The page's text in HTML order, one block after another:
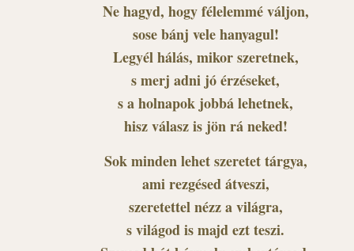
Ne hagyd, hogy félelemmé váljon,
sose bánj vele hanyagul!
Legyél hálás, mikor szeretnek,
s merj adni jó érzéseket,
s a holnapok jobbá lehetnek,
hisz válasz is jön rá neked!
Sok minden lehet szeretet tárgya,
ami rezgésed átveszi,
szeretettel nézz a világra,
s világod is majd ezt teszi.